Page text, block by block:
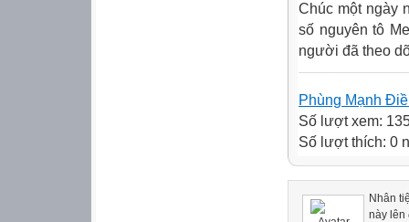
Chúc một ngày
số nguyên tô
người đã theo
Phùng Mạnh
Số lượt xem:
Số lượt thích: 0
Nhân
này lên